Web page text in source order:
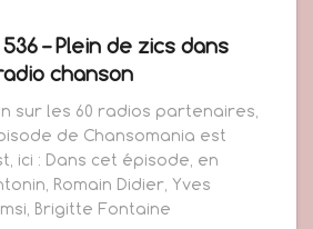
– Plein de zics dans
chanson
sur les 60 radios partenaires,
de Chansomania est
ici : Dans cet épisode, en
Romain Didier, Yves
Brigitte Fontaine